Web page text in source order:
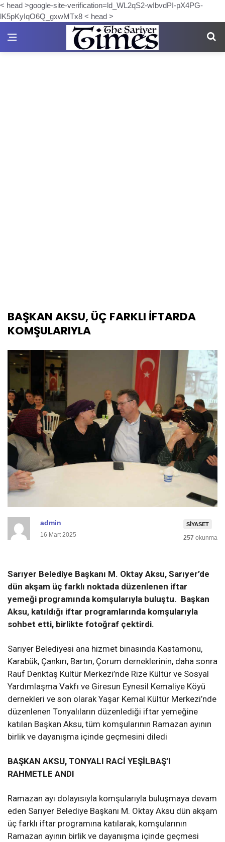
< head >google-site-verification=ld_WL2qS2-wIbvdPI-pX4PG-
lK5pKyIqO6Q_gxwMTx8 < head >
BAŞKAN AKSU, ÜÇ FARKLI İFTARDA
KOMŞULARIYLA
admin
16 Mart 2025
SIYASET
257 okunma
Sarıyer Belediye Başkanı M. Oktay Aksu, Sarıyer’de
dün akşam üç farklı noktada düzenlenen iftar
yemeği programında komşularıyla buluştu. Başkan
Aksu, katıldığı iftar programlarında komşularıyla
sohbet etti, birlikte fotoğraf çektirdi.
Sarıyer Belediyesi ana hizmet binasında Kastamonu,
Karabük, Çankırı, Bartın, Çorum derneklerinin, daha sonra
Rauf Denktaş Kültür Merkezi’nde Rize Kültür ve Sosyal
Yardımlaşma Vakfı ve Giresun Eynesil Kemaliye Köyü
dernekleri ve son olarak Yaşar Kemal Kültür Merkezi’nde
düzenlenen Tonyalıların düzenlediği iftar yemeğine
katılan Başkan Aksu, tüm komşularının Ramazan ayının
birlik ve dayanışma içinde geçmesini diledi
BAŞKAN AKSU, TONYALI RACİ YEŞİLBAŞ’I
RAHMETLE ANDI
Ramazan ayı dolayısıyla komşularıyla buluşmaya devam
eden Sarıyer Belediye Başkanı M. Oktay Aksu dün akşam
üç farklı iftar programına katılarak, komşularının
Ramazan ayının birlik ve dayanışma içinde geçmesi